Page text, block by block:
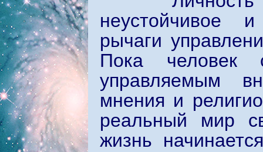
неустойчивое
рычаги
Пока человек
управляемым
мнения и
реальный мир
жизнь